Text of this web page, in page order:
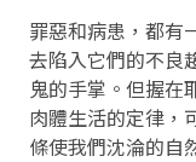
罪惡和病患，都有
去陷入它們的不良
鬼的手掌。但握在
肉體生活的定律，
條使我們沈淪的自